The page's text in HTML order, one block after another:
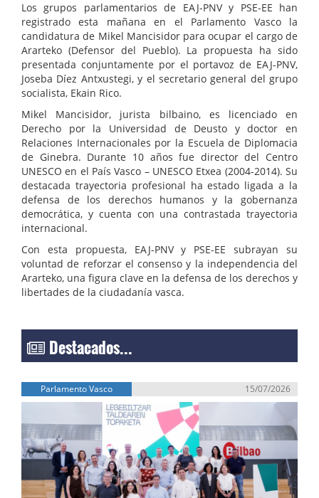
Los grupos parlamentarios de EAJ-PNV y PSE-EE han
registrado esta mañana en el Parlamento Vasco la
candidatura de Mikel Mancisidor para ocupar el cargo de
Ararteko (Defensor del Pueblo). La propuesta ha sido
presentada conjuntamente por el portavoz de EAJ-PNV,
Joseba Díez Antxustegi, y el secretario general del grupo
socialista, Ekain Rico.
Mikel Mancisidor, jurista bilbaino, es licenciado en
Derecho por la Universidad de Deusto y doctor en
Relaciones Internacionales por la Escuela de Diplomacia
de Ginebra. Durante 10 años fue director del Centro
UNESCO en el País Vasco – UNESCO Etxea (2004-2014). Su
destacada trayectoria profesional ha estado ligada a la
defensa de los derechos humanos y la gobernanza
democrática, y cuenta con una contrastada trayectoria
internacional.
Con esta propuesta, EAJ-PNV y PSE-EE subrayan su
voluntad de reforzar el consenso y la independencia del
Ararteko, una figura clave en la defensa de los derechos y
libertades de la ciudadanía vasca.
Destacados...
Parlamento Vasco 15/07/2026